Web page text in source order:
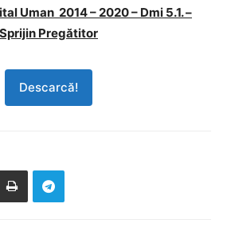
Uman 2014 – 2020 – Dmi 5.1. –
Sprijin Pregătitor
Descarcă!